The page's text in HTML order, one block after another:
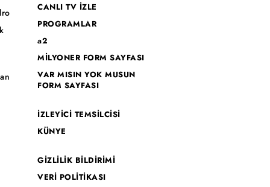
CANLI TV İZLE
PROGRAMLAR
a2
MİLYONER FORM SAYFASI
VAR MISIN YOK MUSUN
FORM SAYFASI
İZLEYİCİ TEMSİLCİSİ
KÜNYE
GİZLİLİK BİLDİRİMİ
VERİ POLİTİKASI